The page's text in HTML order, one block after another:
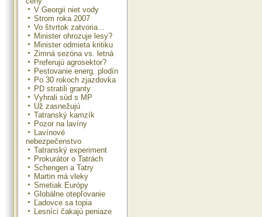
V Georgii niet vody
Strom roka 2007
Vo štvrtok zatvoria...
Minister ohrozuje lesy?
Minister odmieta kritiku
Zimná sezóna vs. letná
Preferujú agrosektor?
Pestovanie energ. plodín
Po 30 rokoch zjazdovka
PD stratili granty
Vyhrali súd s MP
Už zasnežujú
Tatranský kamzík
Pozor na lavíny
Lavínové
nebezpečenstvo
Tatranský experiment
Prokurátor o Tatrách
Schengen a Tatry
Martin má vleky
Smetiak Európy
Globálne otepľovanie
Ľadovce sa topia
Lesníci čakajú peniaze